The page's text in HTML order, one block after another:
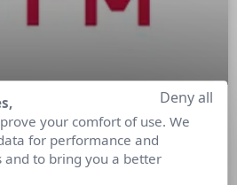
l’exercice complexe
sélective dans
your comfort of use. We
for performance and
and to bring you a better
Deny all